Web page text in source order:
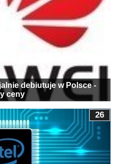
debiutuje w Polsce -
ceny
26